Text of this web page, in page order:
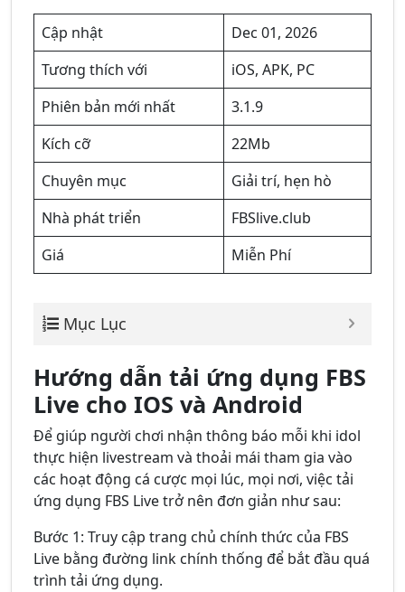
Cập nhật
Dec 01, 2026
Tương thích với
iOS, APK, PC
Phiên bản mới nhất
3.1.9
Kích cỡ
22Mb
Chuyên mục
Giải trí, hẹn hò
Nhà phát triển
FBSlive.club
Giá
Miễn Phí
Mục Lục
Hướng dẫn tải ứng dụng FBS
Live cho IOS và Android
Để giúp người chơi nhận thông báo mỗi khi idol
thực hiện livestream và thoải mái tham gia vào
các hoạt động cá cược mọi lúc, mọi nơi, việc tải
ứng dụng FBS Live trở nên đơn giản như sau:
Bước 1: Truy cập trang chủ chính thức của FBS
Live bằng đường link chính thống để bắt đầu quá
trình tải ứng dụng.